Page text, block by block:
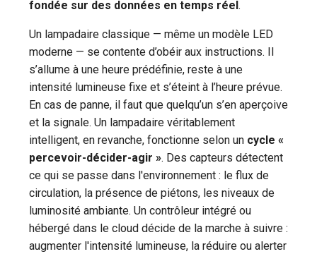
fondée sur des données en temps réel .
Un lampadaire classique — même un modèle LED
moderne — se contente d’obéir aux instructions. Il
s’allume à une heure prédéfinie, reste à une
intensité lumineuse fixe et s’éteint à l’heure prévue.
En cas de panne, il faut que quelqu’un s’en aperçoive
et la signale. Un lampadaire véritablement
intelligent, en revanche, fonctionne selon un cycle «
percevoir-décider-agir ». Des capteurs détectent
ce qui se passe dans l'environnement : le flux de
circulation, la présence de piétons, les niveaux de
luminosité ambiante. Un contrôleur intégré ou
hébergé dans le cloud décide de la marche à suivre :
augmenter l'intensité lumineuse, la réduire ou alerter